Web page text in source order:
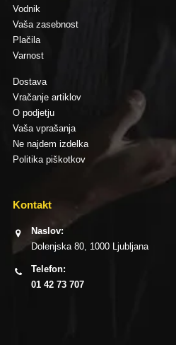
Vodnik
Vaša zasebnost
Plačila
Varnost
Dostava
Vračanje artiklov
O podjetju
Vaša vprašanja
Ne najdem izdelka
Politika piškotkov
Kontakt
Naslov:
Dolenjska 80, 1000 Ljubljana
Telefon:
01 42 73 707